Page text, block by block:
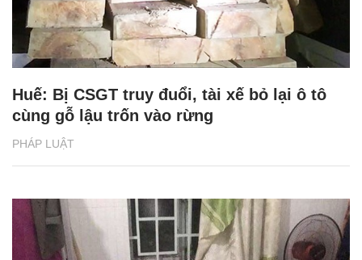
PHÁP LUẬT
Huế: Bị CSGT truy đuổi, tài xế bỏ lại ô tô
cùng gỗ lậu trốn vào rừng